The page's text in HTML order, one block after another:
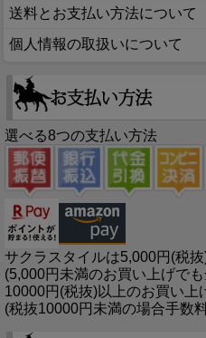
送料とお支払い方法について
個人情報の取扱いについて
選べる8つの支払い方法
サクラスタイルは5,000円(税
(5,000円未満のお買い上げで
10000円(税抜)以上のお買い上
(税抜10000円未満の場合手数